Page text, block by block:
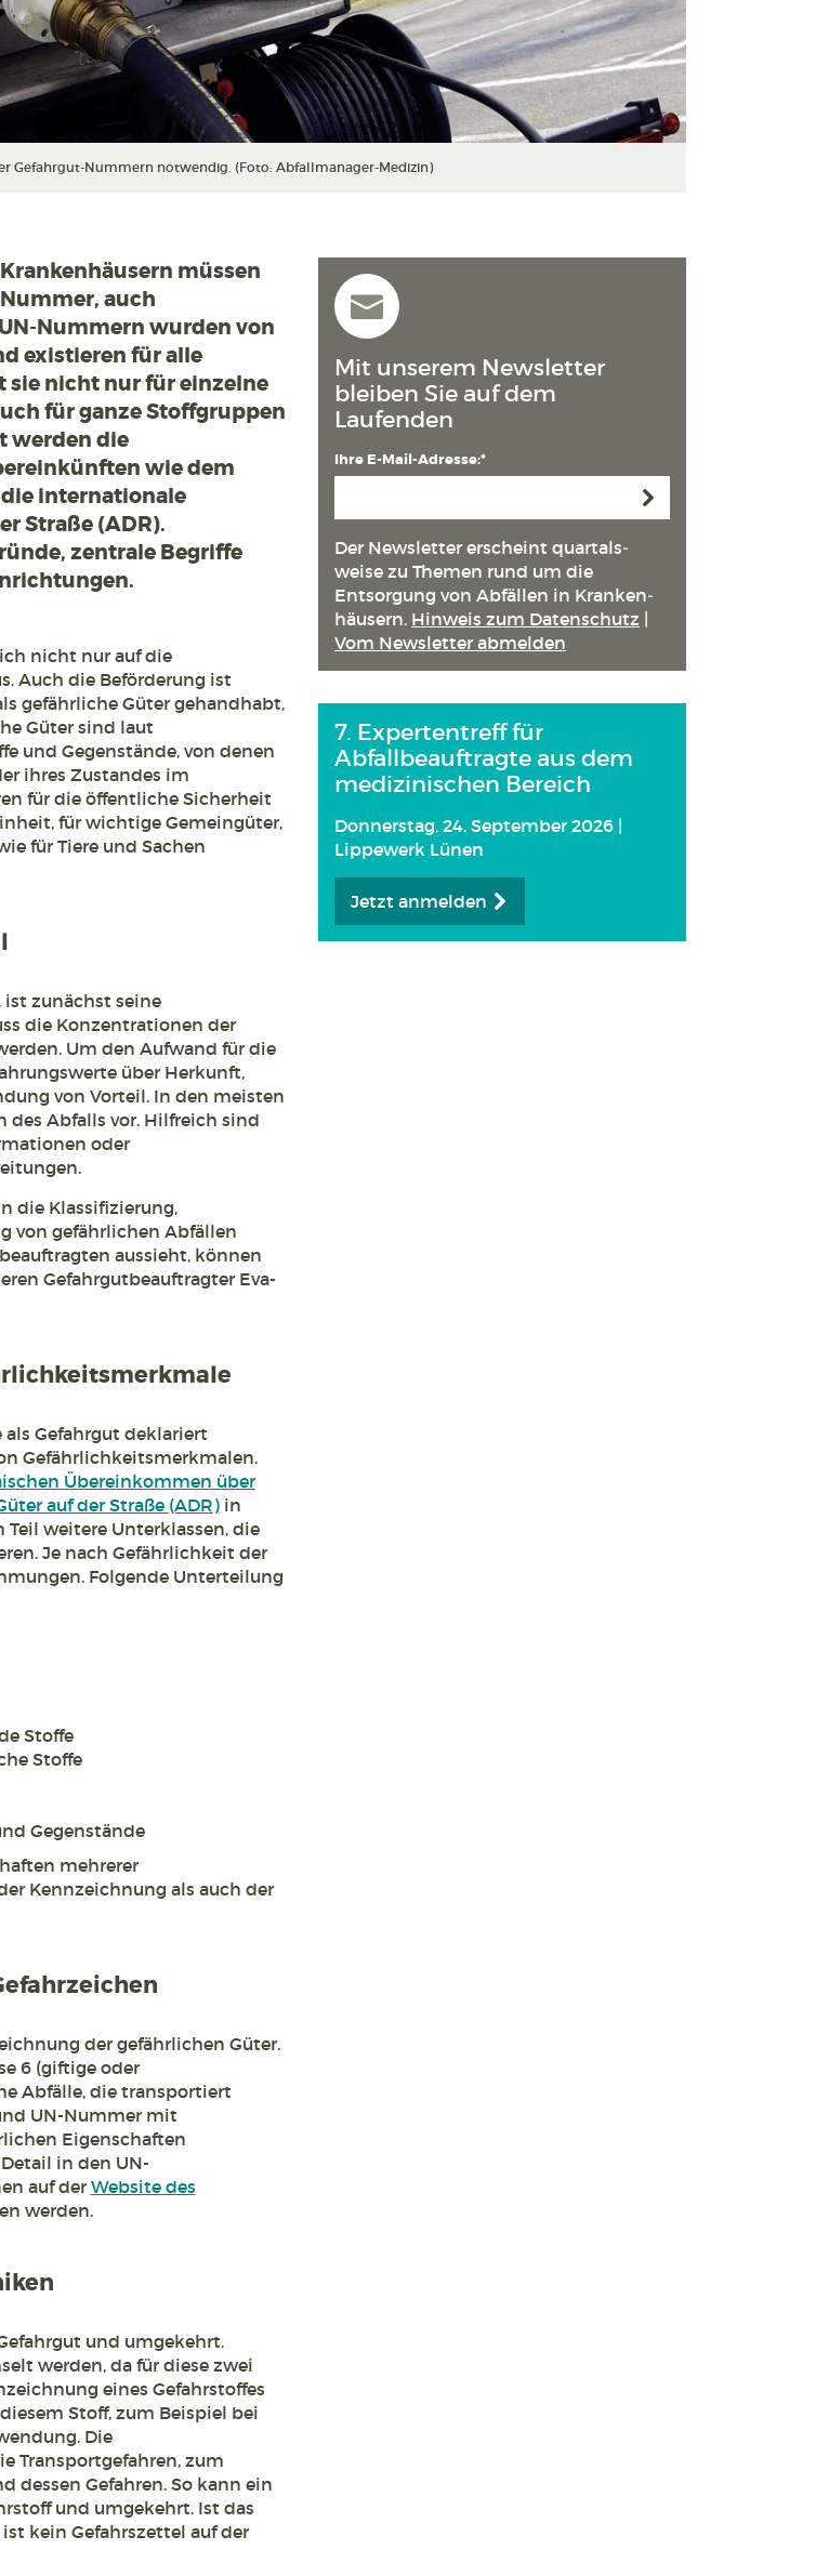
Gefahrgut-Nummern notwendig. (Foto: Abfallmanager-Medizin)
müssen
auch
Nummern wurden von
existieren für alle
sie nicht nur für einzelne
für ganze Stoffgruppen
werden die
wie dem
internationale
Straße (ADR).
zentrale Begriffe
nicht nur auf die
Auch die Beförderung ist
gefährliche Güter gehandhabt,
Güter sind laut
und Gegenstände, von denen
ihres Zustandes im
für die öffentliche Sicherheit
für wichtige Gemeingüter,
für Tiere und Sachen
zunächst seine
die Konzentrationen der
Um den Aufwand für die
über Herkunft,
von Vorteil. In den meisten
Abfalls vor. Hilfreich sind
oder
die Klassifizierung,
von gefährlichen Abfällen
aussieht, können
Gefahrgutbeauftragter Eva-
Gefahrgut deklariert
Gefährlichkeitsmerkmalen.
Übereinkommen über
auf der Straße (ADR)in
weitere Unterklassen, die
Je nach Gefährlichkeit der
Folgende Unterteilung
Stoffe
Stoffe
Gegenstände
mehrerer
Kennzeichnung als auch der
der gefährlichen Güter.
6 (giftige oder
Abfälle, die transportiert
UN-Nummer mit
Eigenschaften
in den UN-
auf derWebsite des
werden.
und umgekehrt.
werden, da für diese zwei
eines Gefahrstoffes
Stoff, zum Beispiel bei
Die
Transportgefahren, zum
dessen Gefahren. So kann ein
und umgekehrt. Ist das
kein Gefahrszettel auf der
Mit unserem Newsletter
bleiben Sie auf dem
Laufenden
Ihre E-Mail-Adresse:*
Der Newsletter erscheint quartals­
weise zu Themen rund um die
Entsorgung von Abfällen in Kranken­
häusern. Hinweis zum Datenschutz
Vom Newsletter abmelden
7. Expertentreff für
Abfallbeauftragte aus dem
medizinischen Bereich
Donnerstag, 24. September 2026 |
Lippewerk Lünen
Jetzt anmelden